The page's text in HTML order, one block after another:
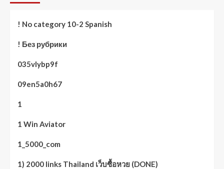
! No category 10-2 Spanish
! Без рубрики
035vlybp9f
09en5a0h67
1
1 Win Aviator
1_5000_com
1) 2000 links Thailand เว็บซื้อหวย (DONE)